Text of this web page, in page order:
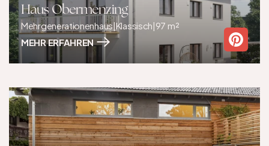
Haus Obermenzing
Mehrgenerationenhaus|Klassisch|97 m²
MEHR ERFAHREN